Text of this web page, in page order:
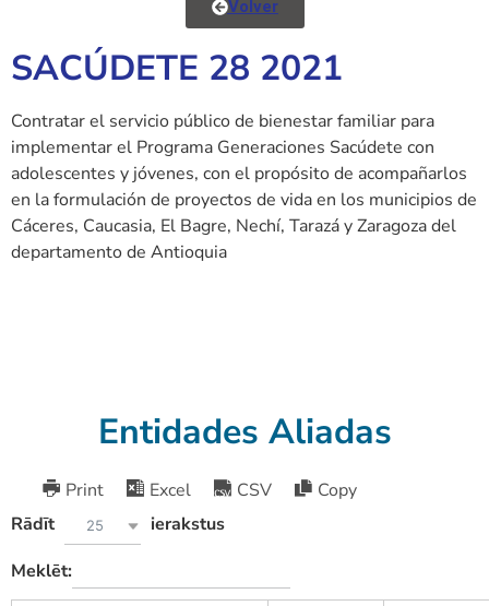
Volver
SACÚDETE 28 2021
Contratar el servicio público de bienestar familiar para
implementar el Programa Generaciones Sacúdete con
adolescentes y jóvenes, con el propósito de acompañarlos
en la formulación de proyectos de vida en los municipios de
Cáceres, Caucasia, El Bagre, Nechí, Tarazá y Zaragoza del
departamento de Antioquia
Entidades Aliadas
Print Excel CSV
Copy
Rādīt
25
ierakstus
Meklēt: